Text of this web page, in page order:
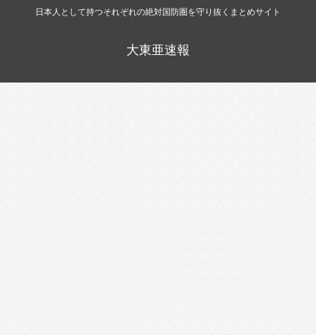
日本人として持つそれぞれの絶対国防圏を守り抜くまとめサイト
大東亜速報